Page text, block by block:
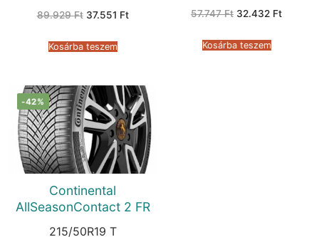
89.929Ft Original
89.929 Ft.
37.551 FtCurrent
Kosárba teszem
57.747Ft Original
57.747 Ft.
32.432 FtCurrent
Kosárba teszem
-42%
Continental
AllSeasonContact 2 FR
215/50R19 T